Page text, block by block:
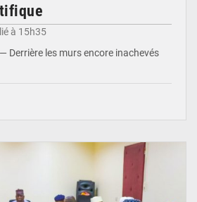
à 15h35
Derrière les murs encore inachevés